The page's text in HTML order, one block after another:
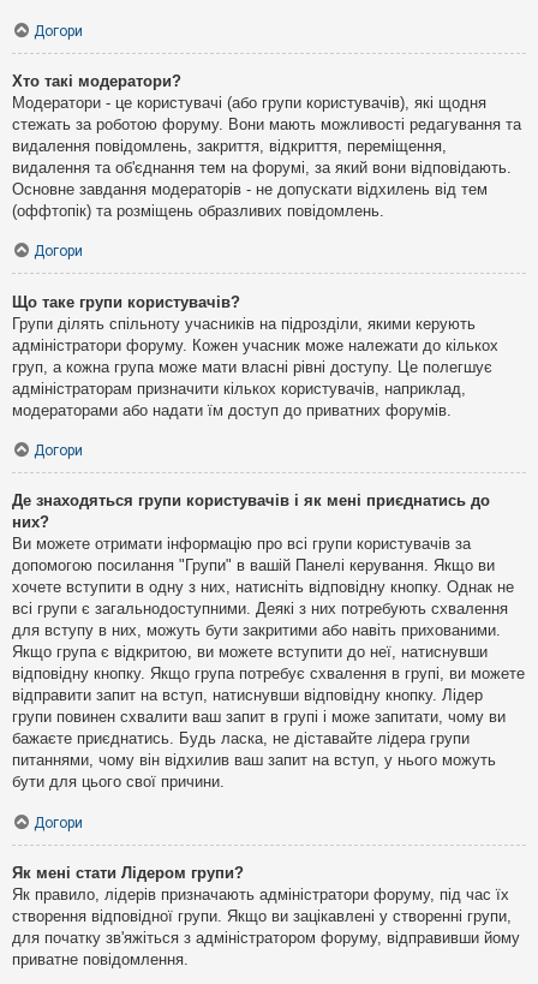
Догори
Хто такі модератори?
Модератори - це користувачі (або групи користувачів), які щодня
стежать за роботою форуму. Вони мають можливості редагування та
видалення повідомлень, закриття, відкриття, переміщення,
видалення та об'єднання тем на форумі, за який вони відповідають.
Основне завдання модераторів - не допускати відхилень від тем
(оффтопік) та розміщень образливих повідомлень.
Догори
Що таке групи користувачів?
Групи ділять спільноту учасників на підрозділи, якими керують
адміністратори форуму. Кожен учасник може належати до кількох
груп, а кожна група може мати власні рівні доступу. Це полегшує
адміністраторам призначити кількох користувачів, наприклад,
модераторами або надати їм доступ до приватних форумів.
Догори
Де знаходяться групи користувачів і як мені приєднатись до
них?
Ви можете отримати інформацію про всі групи користувачів за
допомогою посилання "Групи" в вашій Панелі керування. Якщо ви
хочете вступити в одну з них, натисніть відповідну кнопку. Однак не
всі групи є загальнодоступними. Деякі з них потребують схвалення
для вступу в них, можуть бути закритими або навіть прихованими.
Якщо група є відкритою, ви можете вступити до неї, натиснувши
відповідну кнопку. Якщо група потребує схвалення в групі, ви можете
відправити запит на вступ, натиснувши відповідну кнопку. Лідер
групи повинен схвалити ваш запит в групі і може запитати, чому ви
бажаєте приєднатись. Будь ласка, не діставайте лідера групи
питаннями, чому він відхилив ваш запит на вступ, у нього можуть
бути для цього свої причини.
Догори
Як мені стати Лідером групи?
Як правило, лідерів призначають адміністратори форуму, під час їх
створення відповідної групи. Якщо ви зацікавлені у створенні групи,
для початку зв'яжіться з адміністратором форуму, відправивши йому
приватне повідомлення.